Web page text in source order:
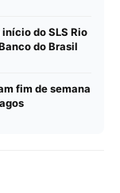
do SLS Rio
do Brasil
fim de semana